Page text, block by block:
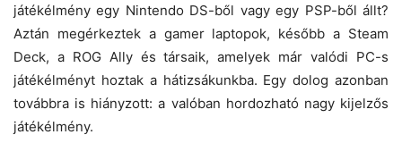
játékélmény egy Nintendo DS-ből vagy egy PSP-ből állt?
Aztán megérkeztek a gamer laptopok, később a Steam
Deck, a ROG Ally és társaik, amelyek már valódi PC-s
játékélményt hoztak a hátizsákunkba. Egy dolog azonban
továbbra is hiányzott: a valóban hordozható nagy kijelzős
játékélmény.